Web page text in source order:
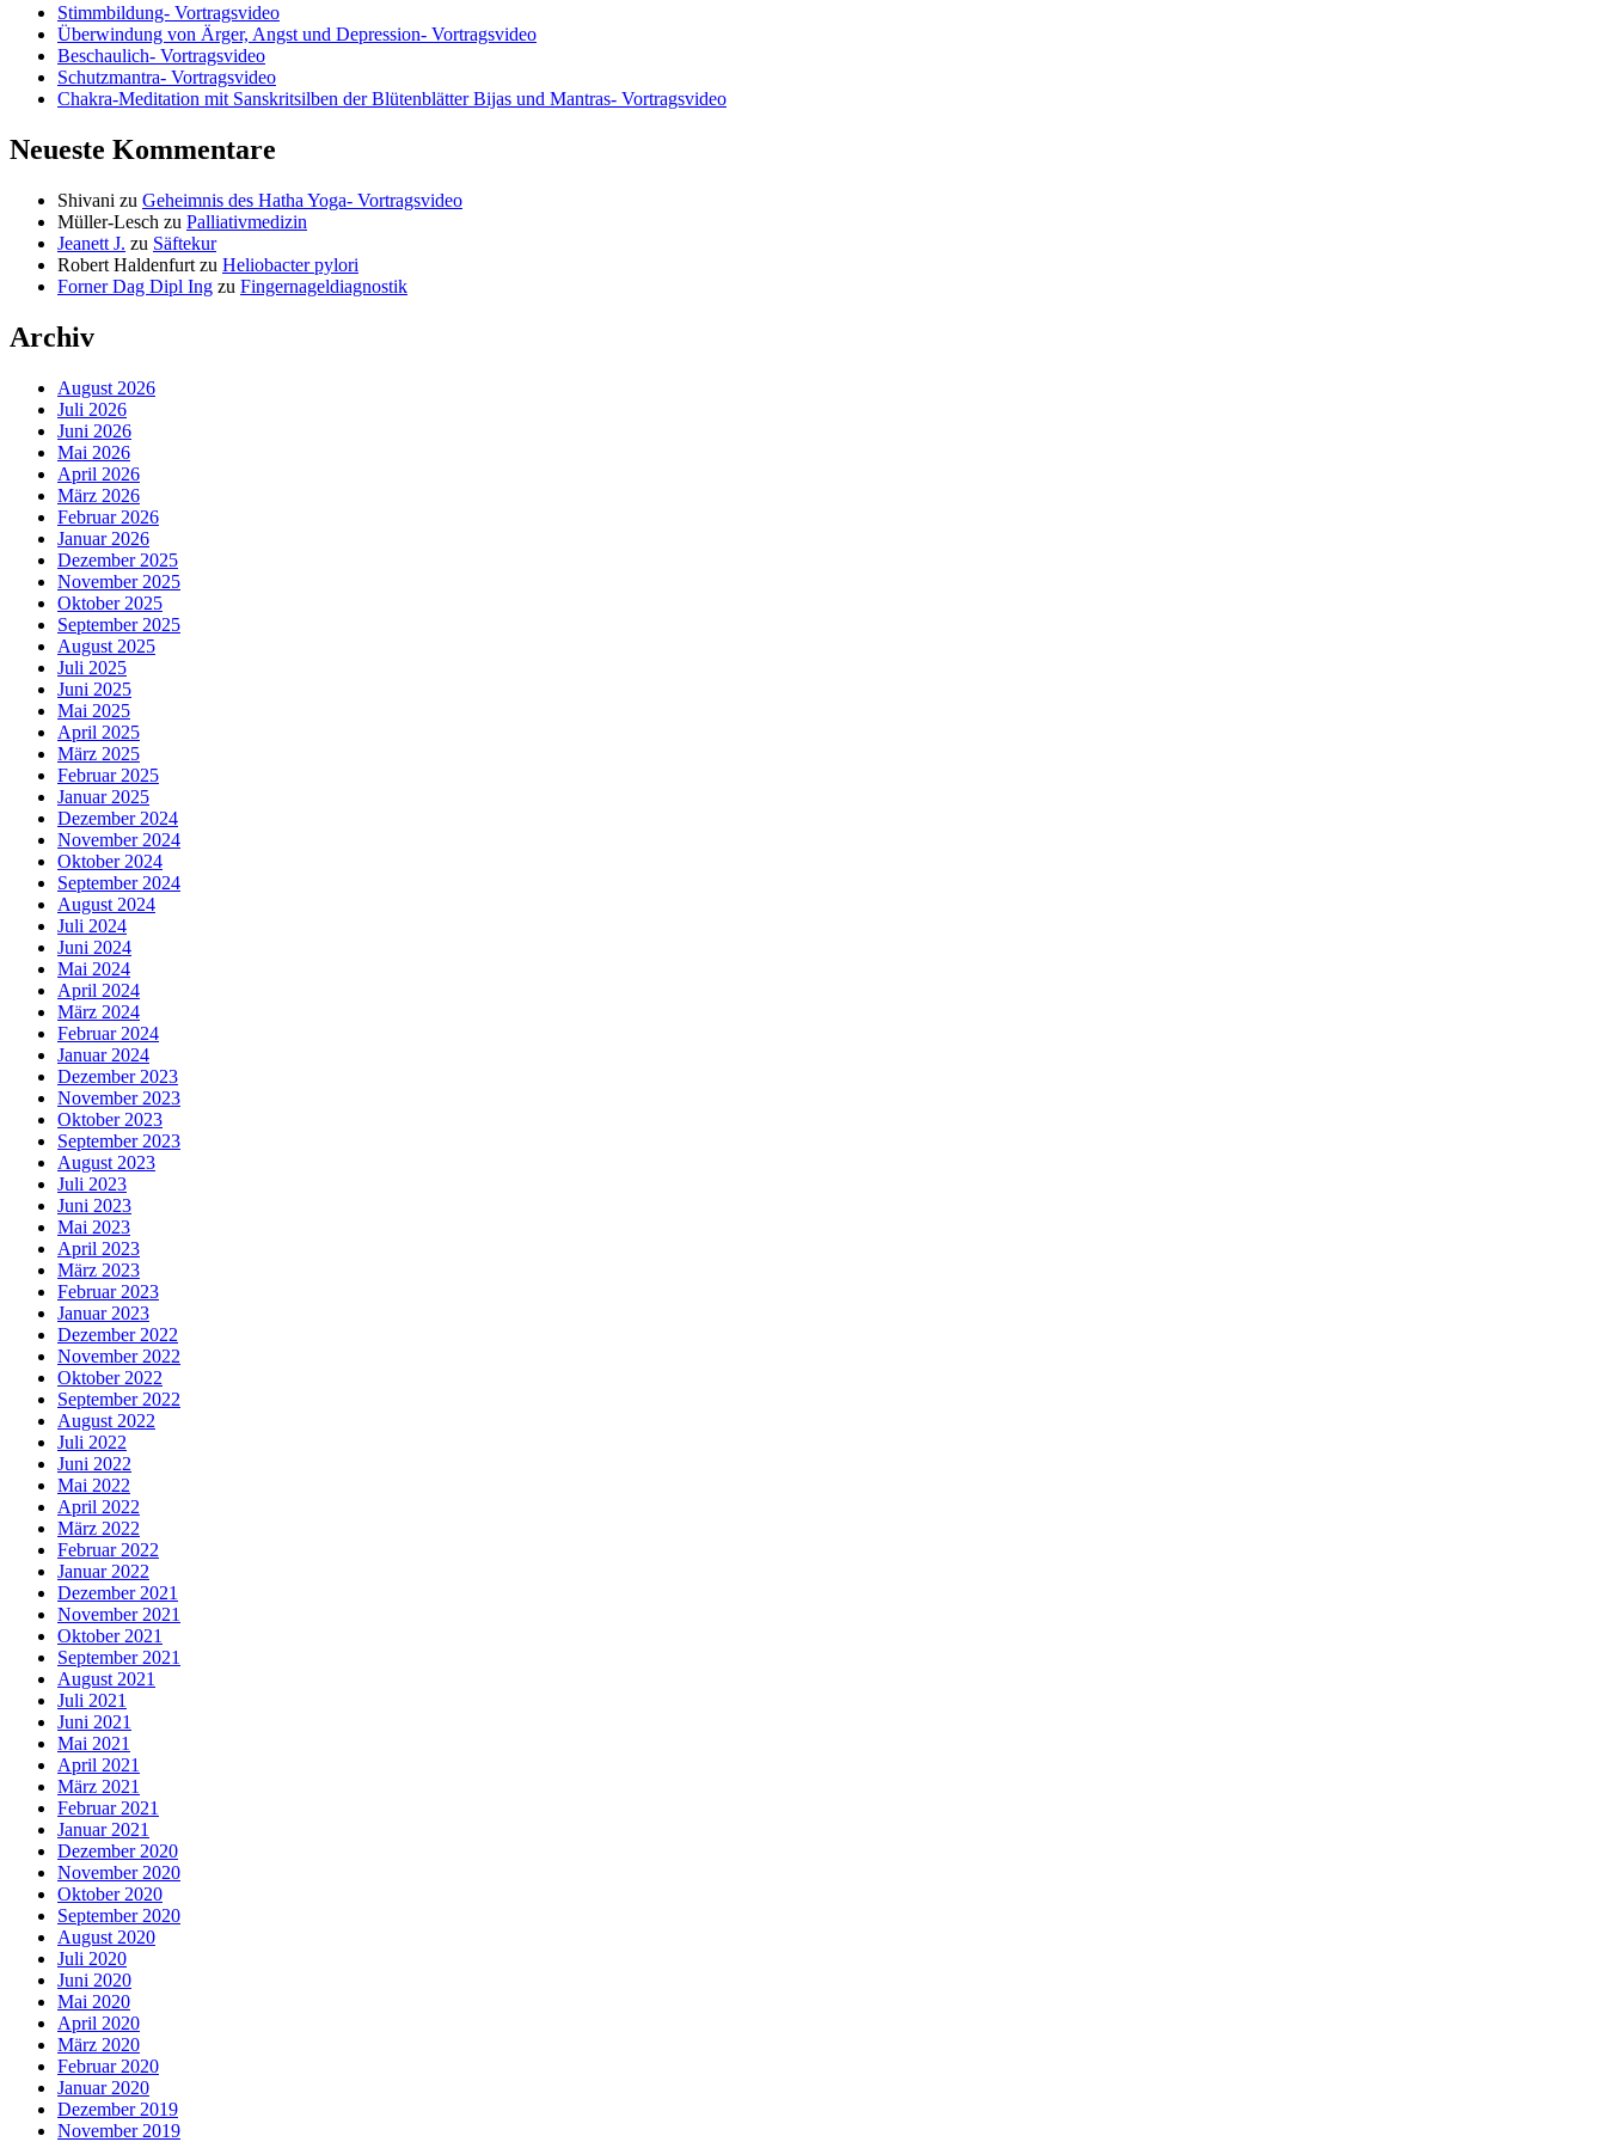
Stimmbildung- Vortragsvideo
Überwindung von Ärger, Angst und Depression- Vortragsvideo
Beschaulich- Vortragsvideo
Schutzmantra- Vortragsvideo
Chakra-Meditation mit Sanskritsilben der Blütenblätter Bijas und Mantras- Vortragsvideo
Neueste Kommentare
Shivani zu Geheimnis des Hatha Yoga- Vortragsvideo
Müller-Lesch zu Palliativmedizin
Jeanett J. zu Säftekur
Robert Haldenfurt zu Heliobacter pylori
Forner Dag Dipl Ing zu Fingernageldiagnostik
Archiv
August 2026
Juli 2026
Juni 2026
Mai 2026
April 2026
März 2026
Februar 2026
Januar 2026
Dezember 2025
November 2025
Oktober 2025
September 2025
August 2025
Juli 2025
Juni 2025
Mai 2025
April 2025
März 2025
Februar 2025
Januar 2025
Dezember 2024
November 2024
Oktober 2024
September 2024
August 2024
Juli 2024
Juni 2024
Mai 2024
April 2024
März 2024
Februar 2024
Januar 2024
Dezember 2023
November 2023
Oktober 2023
September 2023
August 2023
Juli 2023
Juni 2023
Mai 2023
April 2023
März 2023
Februar 2023
Januar 2023
Dezember 2022
November 2022
Oktober 2022
September 2022
August 2022
Juli 2022
Juni 2022
Mai 2022
April 2022
März 2022
Februar 2022
Januar 2022
Dezember 2021
November 2021
Oktober 2021
September 2021
August 2021
Juli 2021
Juni 2021
Mai 2021
April 2021
März 2021
Februar 2021
Januar 2021
Dezember 2020
November 2020
Oktober 2020
September 2020
August 2020
Juli 2020
Juni 2020
Mai 2020
April 2020
März 2020
Februar 2020
Januar 2020
Dezember 2019
November 2019